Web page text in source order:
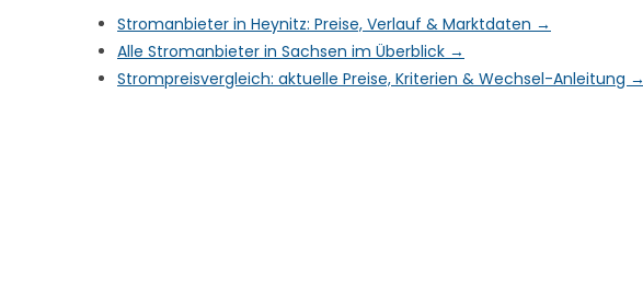
Stromanbieter in Heynitz: Preise, Verlauf & Marktdaten →
Alle Stromanbieter in Sachsen im Überblick →
Strompreisvergleich: aktuelle Preise, Kriterien & Wechsel-Anleitung →